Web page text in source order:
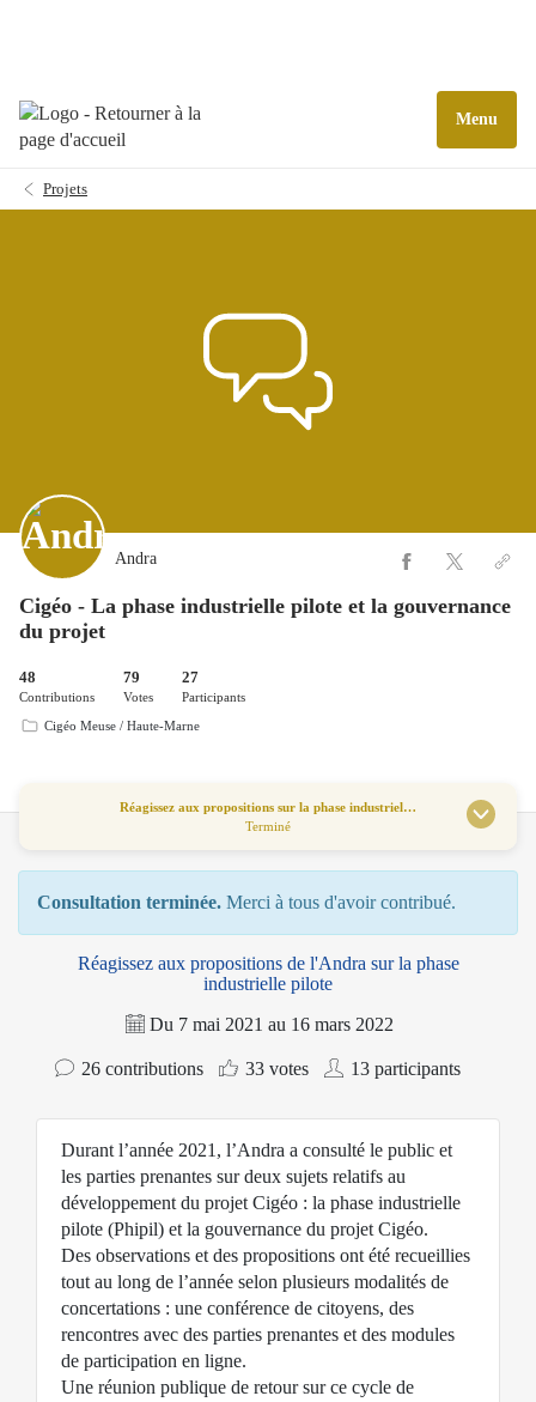
Menu
Projets
Andra
Cigéo - La phase industrielle pilote et la gouvernance
du projet
48
Contributions
79
Votes
27
Participants
Cigéo Meuse / Haute-Marne
Réagissez aux propositions sur la phase industriel…
Terminé
Consultation terminée. Merci à tous d'avoir contribué.
Réagissez aux propositions de l'Andra sur la phase
industrielle pilote
Du 7 mai 2021 au 16 mars 2022
26 contributions 33 votes 13 participants
Durant l’année 2021, l’Andra a consulté le public et
les parties prenantes sur deux sujets relatifs au
développement du projet Cigéo : la phase industrielle
pilote (Phipil) et la gouvernance du projet Cigéo.
Des observations et des propositions ont été recueillies
tout au long de l’année selon plusieurs modalités de
concertations : une conférence de citoyens, des
rencontres avec des parties prenantes et des modules
de participation en ligne.
Une réunion publique de retour sur ce cycle de